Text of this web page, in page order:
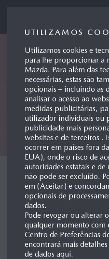
MAZDA
UTILIZAMOS
Utilizamos cookies e
para lhe proporcionar a
Mazda. Para além das
necessárias, estas são
opcionais – incluindo as
analisar o acesso ao
medidas publicitárias,
utilizador individuais ou
publicidade mais
websites e de terceiros .
ocorrer em países fora
EUA), onde o risco de
autoridades estatais e
não pode ser excluído.
em (Aceitar) e
opcionais de
dados.
Pode revogar ou alterar
qualquer momento com
Centro de Preferências
encontrará mais
de dados aqui.